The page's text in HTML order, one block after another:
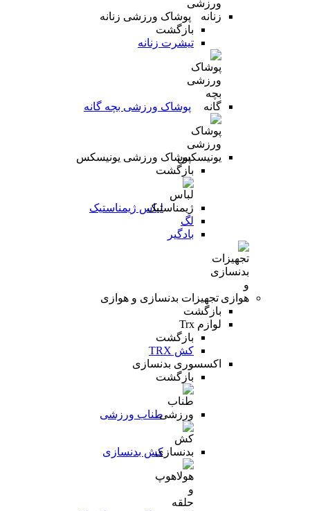
پوشاک ورزشی زنانه
بازگشت
تیشرت زنانه
پوشاک ورزشی بچه گانه
پوشاک ورزشی یونیسکس
بازگشت
لباس ژیمناستیک
لگ
بادگیر
تجهیزات بدنسازی و هوازی
بازگشت
لوازم Trx
بازگشت
کش TRX
اکسسوری بدنسازی
بازگشت
طناب ورزشی
کش بدنسازی